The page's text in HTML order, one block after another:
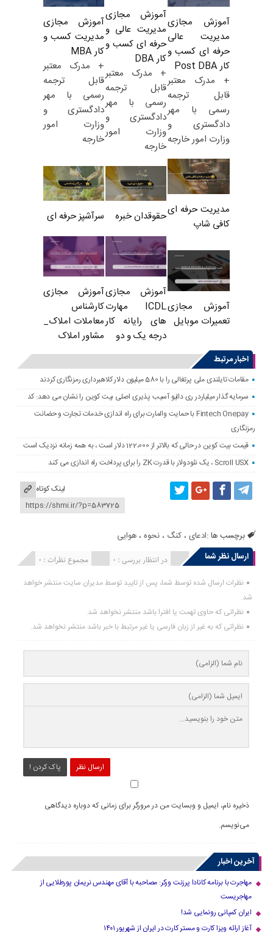
آموزش مجازی
مدیریت عالی
حرفه ای کسب و
کار Post DBA
+ مدرک معتبر
قابل ترجمه
رسمی با مهر
دادگستری و
وزارت امور خارجه
آموزش مجازی
مدیریت عالی و
حرفه ای کسب و
کار DBA
+ مدرک معتبر
قابل ترجمه
رسمی با مهر
دادگستری و
وزارت امور
خارجه
آموزش مجازی
مدیریت کسب و
کار MBA
+ مدرک معتبر
قابل ترجمه
رسمی با مهر
دادگستری و
وزارت امور
خارجه
مدیریت حرفه ای
کافی شاپ
حقوقدان خبره سرآشپز حرفه ای
آموزش مجازی
تعمیرات موبایل
آموزش مجازی
ICDL مهارت
های رایانه کار
درجه یک و دو
آموزش مجازی
کارشناس
معاملات املاک_
مشاور املاک
اخبار مرتبط
مقامات تایلندی ملی پرتغالی را با 580 میلیون دلار کلاهبرداری رمزنگاری کردند
سرمایه گذار میلیاردر ری دالیو آسیب پذیری اصلی بیت کوین را نشان می دهد: کد
Fintech Onepay با حمایت والمارت برای راه اندازی خدمات تجارت و حضانت
رمزنگاری
قیمت بیت کوین در حالی که بالاتر از 122،000 دلار است ، به همه زمانه نزدیک است
Scroll USX ، یک نئودولار با قدرت ZK را برای پرداخت راه اندازی می کند
لینک کوتاه
برچسب ها :ادعای ،کنگ ،نحوه ،هوایی
ارسال نظر شما
مجموع نظرات : 0 در انتظار بررسی : 0 انتشار یافته : 0
نظرات ارسال شده توسط شما، پس از تایید توسط مدیران سایت منتشر خواهد
شد.
نظراتی که حاوی تهمت یا افترا باشد منتشر نخواهد شد.
نظراتی که به غیر از زبان فارسی یا غیر مرتبط با خبر باشد منتشر نخواهد شد.
ارسال نظر پاک کردن !
ذخیره نام، ایمیل و وبسایت من در مرورگر برای زمانی که دوباره دیدگاهی
می‌نویسم.
آخرین اخبار
مهاجرت با برنامه کانادا پرزنت ورکر: مصاحبه با آقای مهندس نریمان پورطلایی از
مهاجریست
ایران کمپانی رونمایی شد!
آغاز ارائه ویزا کارت و مستر کارت در ایران از شهریور ۱۴۰۱